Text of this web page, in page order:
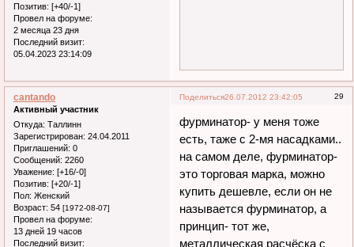
Позитив: [+40/-1]
Провел на форуме:
2 месяца 23 дня
Последний визит:
05.04.2023 23:14:09
Поделиться 29
26.07.2012 23:42:05
cantando
Активный участник
Откуда: Таллинн
Зарегистрирован: 24.04.2011
Приглашений: 0
Сообщений: 2260
Уважение: [+16/-0]
Позитив: [+20/-1]
Пол: Женский
Возраст: 54 [1972-08-07]
Провел на форуме:
13 дней 19 часов
Последний визит:
фурминатор- у меня тоже
есть, таже с 2-мя насадками..
на самом деле, фурминатор-
это торговая марка, можно
купить дешевле, если он не
называется фурминатор, а
принцип- тот же,
металлическая расчёска с